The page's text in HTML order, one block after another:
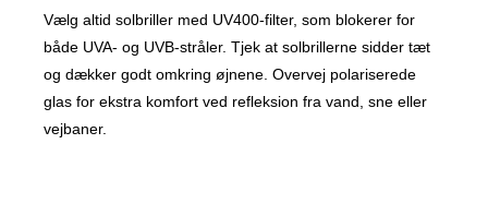
Vælg altid solbriller med UV400-filter, som blokerer for
både UVA- og UVB-stråler. Tjek at solbrillerne sidder tæt
og dækker godt omkring øjnene. Overvej polariserede
glas for ekstra komfort ved refleksion fra vand, sne eller
vejbaner.